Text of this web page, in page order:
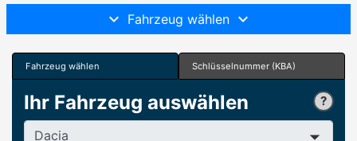
Fahrzeug wählen
Fahrzeug wählen Schlüsselnummer (KBA)
Ihr Fahrzeug auswählen
Hersteller